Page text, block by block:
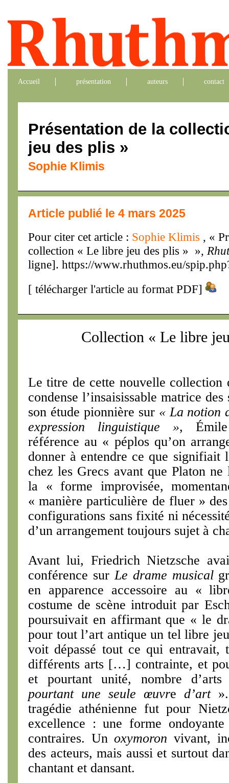
Accueil présentation auteurs contact
Présentation de la
jeu des plis »
Sophie Klimis
Article publié le 4 mars 2025
Pour citer cet article : Sophie Klimis , «
collection « Le libre jeu des plis » »,
ligne]. https://www.rhuthmos.eu/
[ télécharger l'article au format PDF]
Collection « Le libre
Le titre de cette nouvelle collection
condense l’insaisis­sable matrice
son étude pion­nière sur « La notion
expression linguistique », Émile
référence au « péplos qu’on
donner à entendre ce que
chez les Grecs avant que Platon
la « forme improvisée,
« mani­ère particulière de fluer »
configurations sans fixité ni
d’un arrangement toujours sujet à
Avant lui, Friedrich Nietzsche
conférence surLe drame musical
en apparence accessoire au «
costume de scène introduit par
poursuivait en affirmant que « le
pour tout l’art antique un tel libre
voit dépassé tout ce qui entravait,
différents arts […] contrainte, et
et pourtant unité, nombre
pourtant une seule œuvre d’art».
tragédie athénienne fut pour
excellence : une forme
contraires. Unoxymoron vivant,
des acteurs, mais aussi et surtout
chantant et dansant.